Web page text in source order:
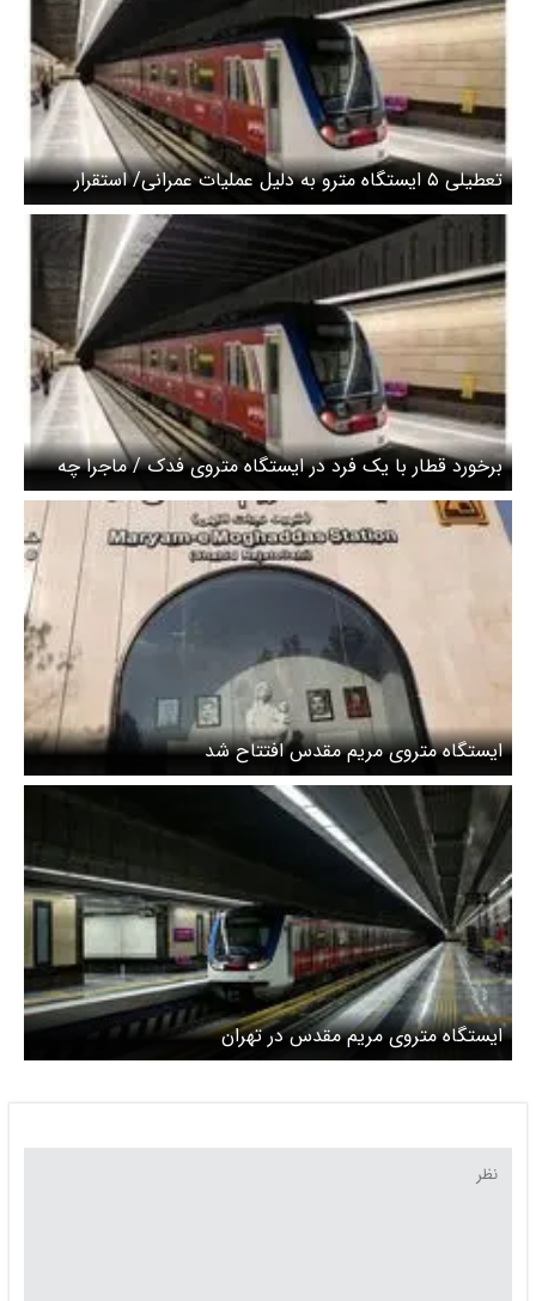
تعطیلی ۵ ایستگاه مترو به دلیل عملیات عمرانی/ استقرار
تاکسی‌ رایگان برای جابه‌جایی مسافران
برخورد قطار با یک فرد در ایستگاه متروی فدک / ماجرا چه
بود؟
ایستگاه متروی مریم مقدس افتتاح شد
ایستگاه متروی مریم مقدس در تهران